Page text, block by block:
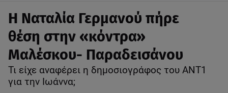
Η Ναταλία Γερμανού πήρε
θέση στην «κόντρα»
Μαλέσκου- Παραδεισάνου
Τι είχε αναφέρει η δημοσιογράφος του ΑΝΤ1
για την Ιωάννα;